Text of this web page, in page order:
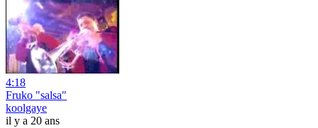
4:18
Fruko "salsa"
koolgaye
il y a 20 ans